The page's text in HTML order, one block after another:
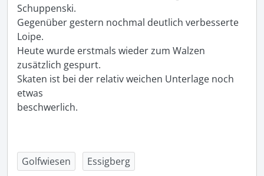
Schuppenski.
Gegenüber gestern nochmal deutlich verbesserte
Loipe.
Heute wurde erstmals wieder zum Walzen
zusätzlich gespurt.
Skaten ist bei der relativ weichen Unterlage noch
etwas
beschwerlich.
Golfwiesen Essigberg